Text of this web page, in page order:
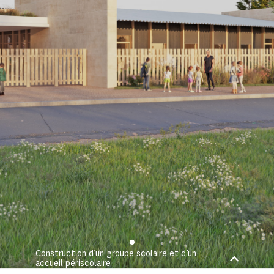
Construction d’un groupe scolaire et d’un
accueil périscolaire